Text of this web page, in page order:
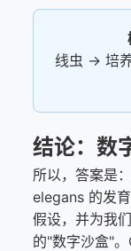
线虫 → 培
结论：数
所以，答案是
elegans 的发
假设，并为我
的"数字沙盒"